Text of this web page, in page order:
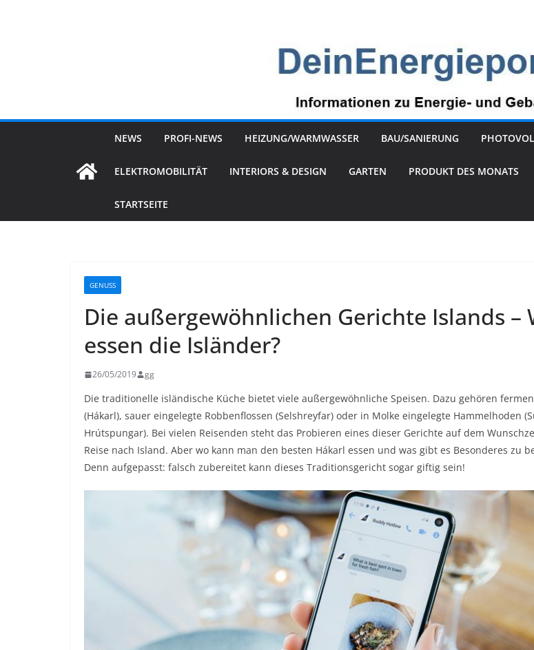
NEWS PROFI-NEWS HEIZUNG/WARMWASSER BAU/SANIERUNG
ELEKTROMOBILITÄT INTERIORS & DESIGN GARTEN PRODUKT DES MONATS
STARTSEITE
GENUSS
Die außergewöhnlichen Gerichte Islands –
essen die Isländer?
26/05/2019 gg
Die traditionelle isländische Küche bietet viele außergewöhnliche Speisen. Dazu gehören
(Hákarl), sauer eingelegte Robbenflossen (Selshreyfar) oder in Molke eingelegte Hammelhoden
Hrútspungar). Bei vielen Reisenden steht das Probieren eines dieser Gerichte auf dem
Reise nach Island. Aber wo kann man den besten Hákarl essen und was gibt es Besonderes zu
Denn aufgepasst: falsch zubereitet kann dieses Traditionsgericht sogar giftig sein!